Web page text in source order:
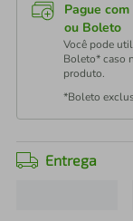
Pague
ou Boleto
Você pode
Boleto* caso
produto.
*Boleto
Entrega